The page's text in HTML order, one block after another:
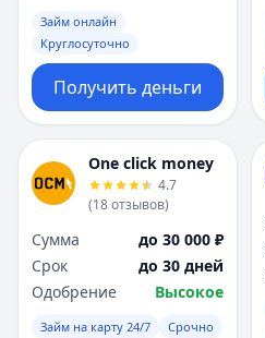
Займ онлайн
Круглосуточно
Получить деньги
One click money
4.7
(18отзывов)
Сумма
до 30 000 ₽
Срок
до 30 дней
Одобрение
Высокое
Займ на карту 24/7 Срочно